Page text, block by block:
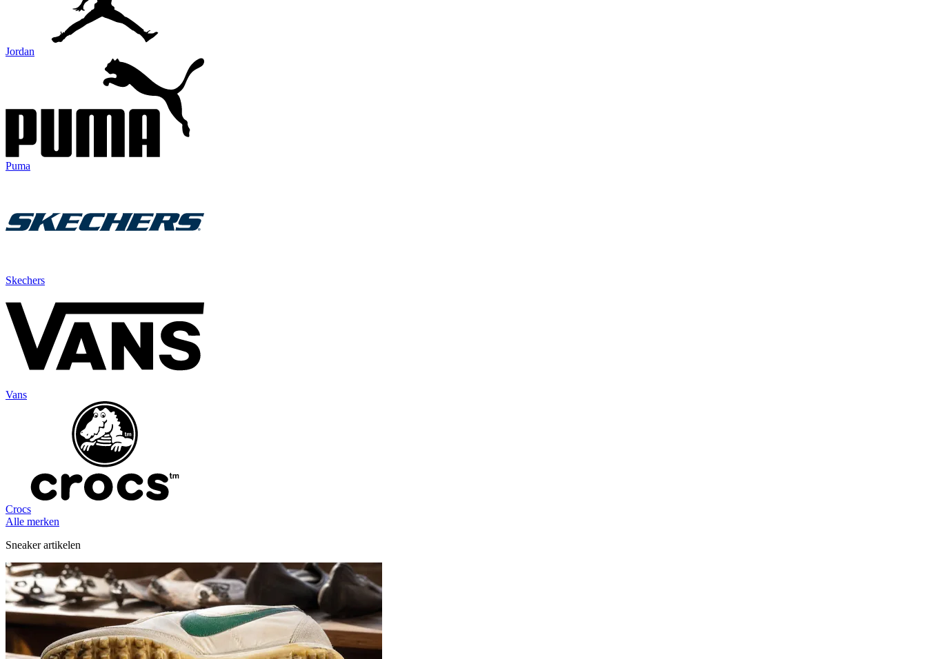
Jordan
Puma
Skechers
Vans
Crocs
Alle merken
Sneaker artikelen